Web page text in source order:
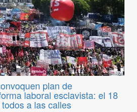
plan de
laboral esclavista: el 18
a las calles